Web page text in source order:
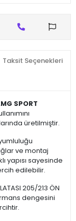
Taksit Seçenekleri
SPORT
üretilmiştir.
ve montaj
yapısı sayesinde
edilebilir.
205/213 ÖN
dengesini